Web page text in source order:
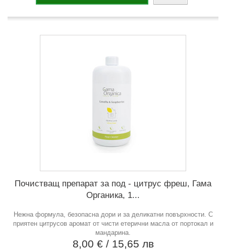
Почистващ препарат за под - цитрус фреш, Гама
Органика, 1...
Нежна формула, безопасна дори и за деликатни повърхности. С
приятен цитрусов аромат от чисти етерични масла от портокал и
мандарина.
8,00 € / 15,65 лв